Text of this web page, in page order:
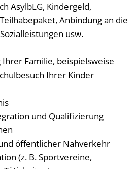
AsylbLG, Kindergeld,
Anbindung an die
usw.
Familie, beispielsweise
Ihrer Kinder
und Qualifizierung
öffentlicher Nahverkehr
(z. B. Sportvereine,